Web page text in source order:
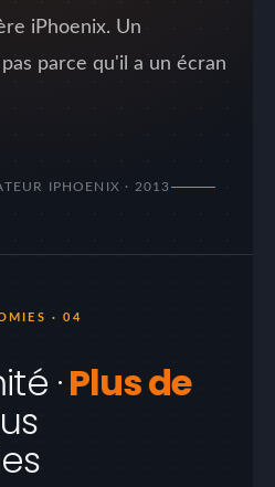
iPhoenix. Un
parce qu'il a un écran
IPHOENIX · 2013
· 04
·Plus de